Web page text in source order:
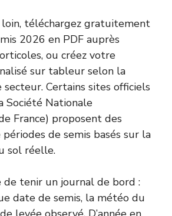
téléchargez gratuitement
2026 en PDF auprès
ou créez votre
sur tableur selon la
Certains sites officiels
Société Nationale
France) proposent des
de semis basés sur la
sol réelle.
de tenir un journal de bord :
date de semis, la météo du